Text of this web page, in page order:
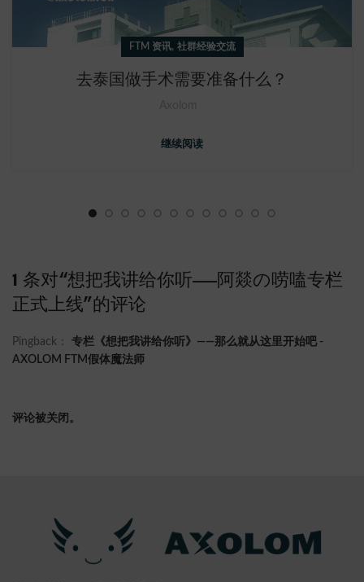
FTM 资讯, 社群经验交流
去泰国做手术需要准备什么？
继续阅读
1 条对“想把我讲给你听——阿燚の唠嗑专栏
正式上线”的评论
Pingback： 专栏《想把我讲给你听》——那么就从这里开始吧 -
AXOLOM FTM假体魔法师
评论被关闭。